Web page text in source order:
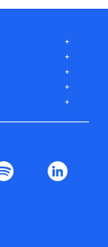
+
+
+
+
+